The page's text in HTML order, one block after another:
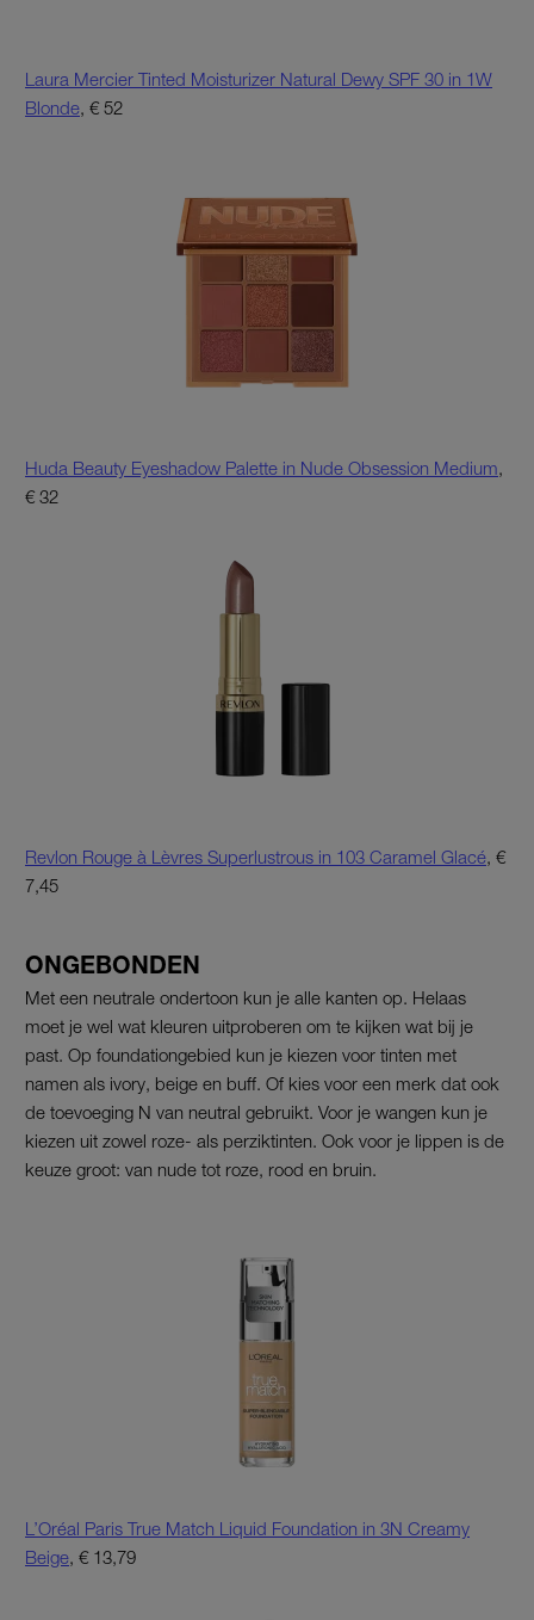
Laura Mercier Tinted Moisturizer Natural Dewy SPF 30 in 1W
Blonde, € 52
Huda Beauty Eyeshadow Palette in Nude Obsession Medium,
€ 32
Revlon Rouge à Lèvres Superlustrous in 103 Caramel Glacé , €
7,45
ONGEBONDEN
Met een neutrale ondertoon kun je alle kanten op. Helaas
moet je wel wat kleuren uitproberen om te kijken wat bij je
past. Op foundationgebied kun je kiezen voor tinten met
namen als ivory, beige en buff. Of kies voor een merk dat ook
de toevoeging N van neutral gebruikt. Voor je wangen kun je
kiezen uit zowel roze- als perziktinten. Ook voor je lippen is de
keuze groot: van nude tot roze, rood en bruin.
L’Oréal Paris True Match Liquid Foundation in 3N Creamy
Beige, € 13,79